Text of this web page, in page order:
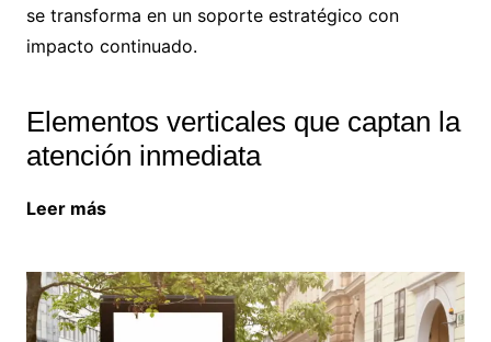
se transforma en un soporte estratégico con
impacto continuado.
Elementos verticales que captan la
atención inmediata
Leer más